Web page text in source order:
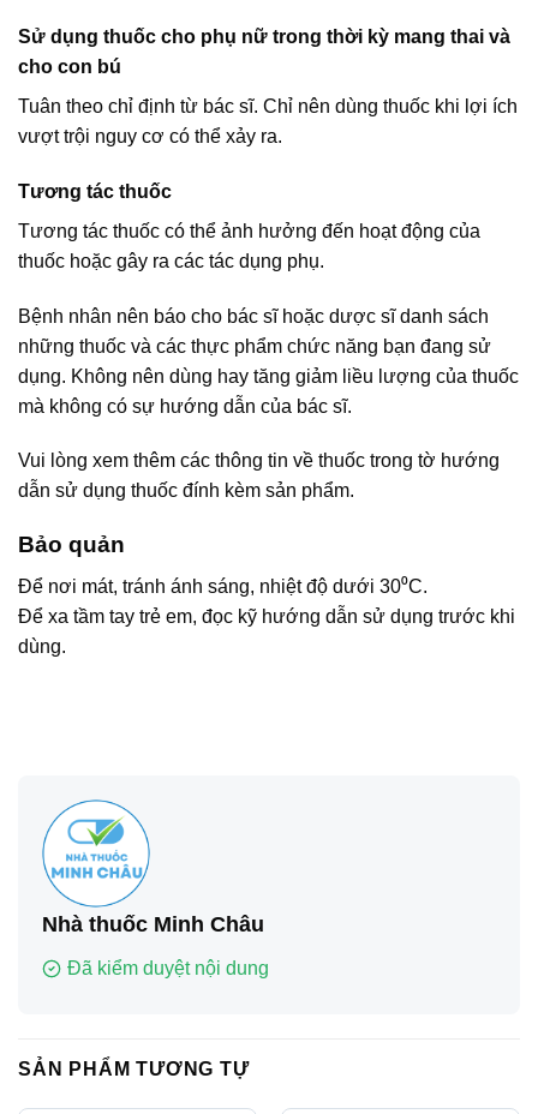
Sử dụng thuốc cho phụ nữ trong thời kỳ mang thai và
cho con bú
Tuân theo chỉ định từ bác sĩ. Chỉ nên dùng thuốc khi lợi ích
vượt trội nguy cơ có thể xảy ra.
Tương tác thuốc
Tương tác thuốc có thể ảnh hưởng đến hoạt động của
thuốc hoặc gây ra các tác dụng phụ.
Bệnh nhân nên báo cho bác sĩ hoặc dược sĩ danh sách
những thuốc và các thực phẩm chức năng bạn đang sử
dụng. Không nên dùng hay tăng giảm liều lượng của thuốc
mà không có sự hướng dẫn của bác sĩ.
Vui lòng xem thêm các thông tin về thuốc trong tờ hướng
dẫn sử dụng thuốc đính kèm sản phẩm.
Bảo quản
Để nơi mát, tránh ánh sáng, nhiệt độ dưới 30⁰C.
Để xa tầm tay trẻ em, đọc kỹ hướng dẫn sử dụng trước khi
dùng.
Nhà thuốc Minh Châu
Đã kiểm duyệt nội dung
SẢN PHẨM TƯƠNG TỰ